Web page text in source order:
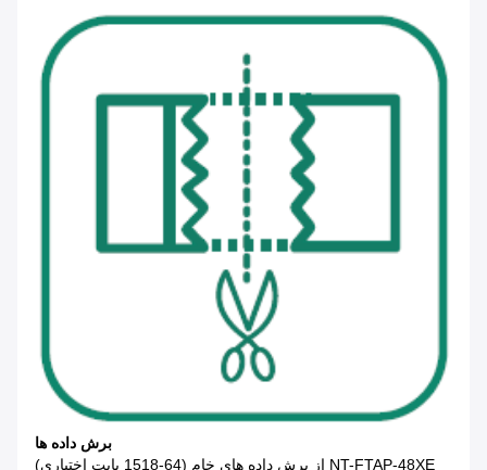
برش داده ها
NT-FTAP-48XE از برش داده های خام (64-1518 بایت اختیاری)